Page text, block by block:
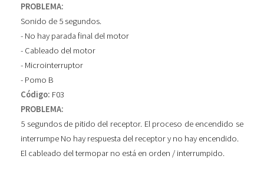
PROBLEMA:
Sonido de 5 segundos.
- No hay parada final del motor
- Cableado del motor
- Microinterruptor
- Pomo B
Código: F03
PROBLEMA:
5 segundos de pitido del receptor. El proceso de encendido se
interrumpe No hay respuesta del receptor y no hay encendido.
El cableado del termopar no está en orden / interrumpido.